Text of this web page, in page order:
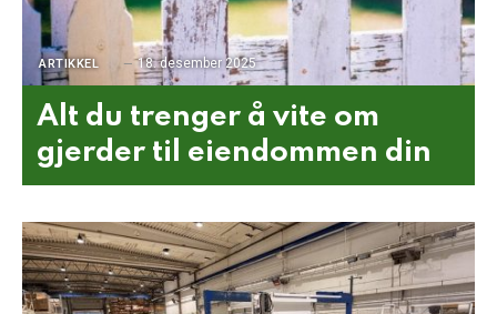
ARTIKKEL 18. desember 2025
Alt du trenger å vite om
gjerder til eiendommen din